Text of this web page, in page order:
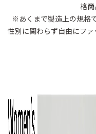
格商
※あくまで製造上の規格
性別に関わらず自由にファ